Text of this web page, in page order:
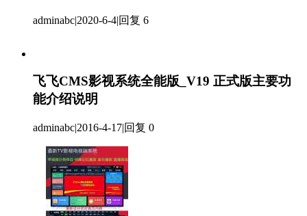
adminabc|2020-6-4|回复 6
飞飞CMS影视系统全能版_V19 正式版主要功
能介绍说明
adminabc|2016-4-17|回复 0